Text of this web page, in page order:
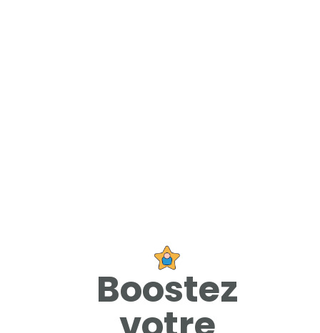
Boostez